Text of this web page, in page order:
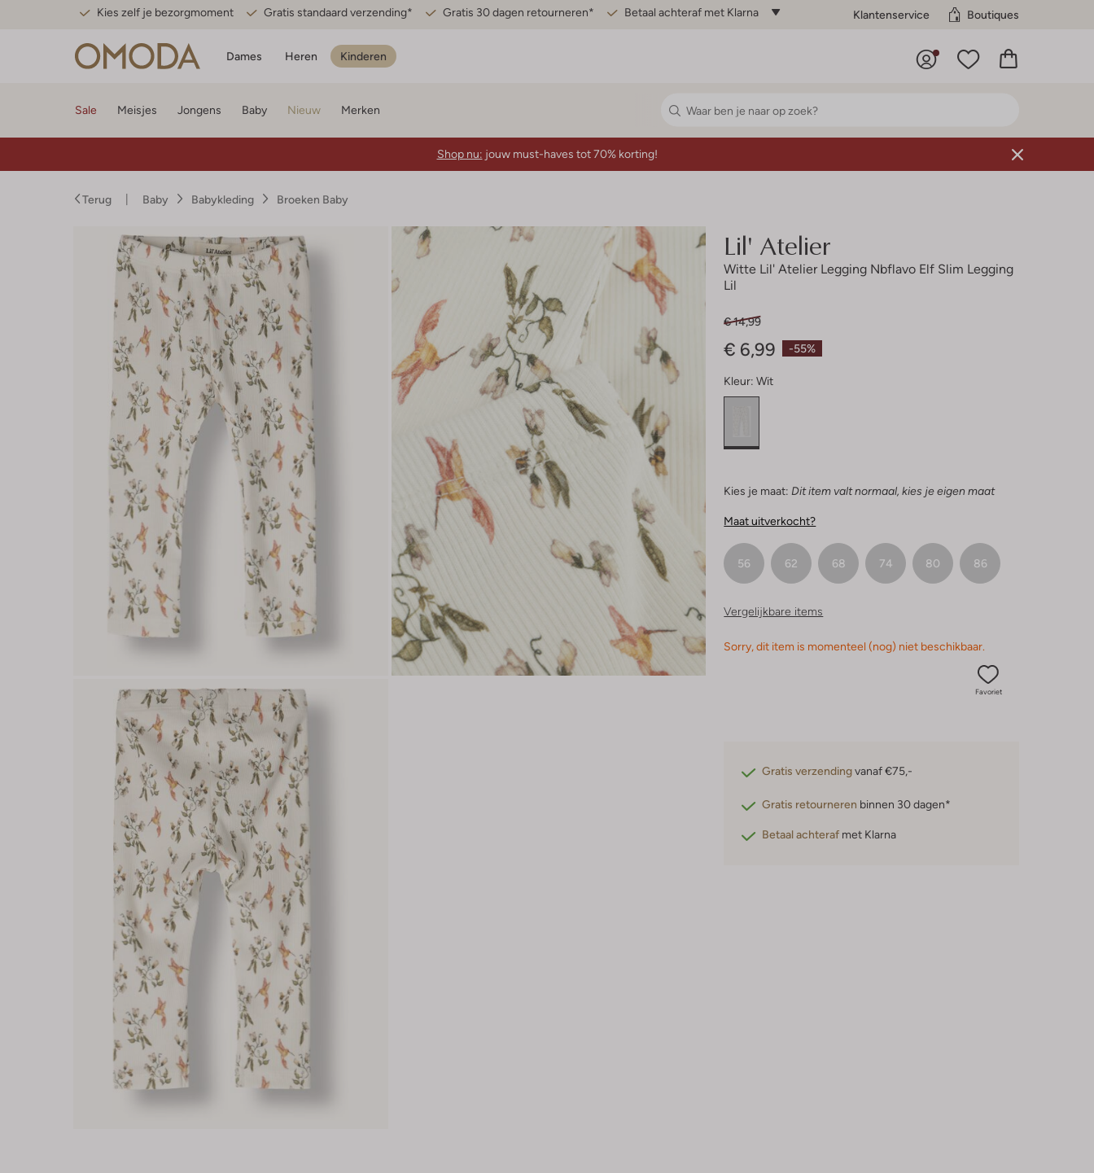
Kies zelf je bezorgmoment Gratis standaard verzending* Gratis 30 dagen retourneren* Betaal achteraf met Klarna Klantenservice Boutiques
Dames Heren Kinderen
Sale Meisjes Jongens Baby Nieuw Merken
Shop nu: jouw must-haves tot 70% korting!
Terug Baby Babykleding Broeken Baby
Lil' Atelier
Witte Lil' Atelier Legging Nbflavo Elf Slim Legging
Lil
-55%
€ 14,99
€ 6,99
Kleur: Wit
Kies je maat: Dit item valt normaal, kies je eigen maat
Maat uitverkocht?
56 62 68 74 80 86
Vergelijkbare items
Sorry, dit item is momenteel (nog) niet beschikbaar.
Favoriet
Gratis verzendingvanaf €75,-
Gratis retourneren binnen 30 dagen*
Betaal achteraf met Klarna